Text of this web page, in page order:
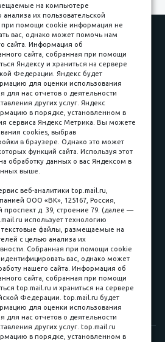
Оплата
Гарантии
Контакты
к оплате
Наличные
6, стр. 16
60-70-30
50-39-09
22-77-68
50-48-50
65-42-10
на компьютере
их пользовательской
при помощи cookie информация не
вас, однако может помочь нам
сайта. Информация об
сайта, собранная при помощи
Яндексу и храниться на сервере
Федерации. Яндекс будет
для оценки использования
для нас отчетов о деятельности
других услуг. Яндекс
в порядке, установленном в
сервиса Яндекс Метрика. Вы можете
cookies, выбрав
в браузере. Однако это может
функций сайта. Используя этот
обработку данных о вас Яндексом в
выше.
веб-аналитики top.mail.ru,
ООО «ВК», 125167, Россия,
проспект д. 39, строение 79. (далее —
использует технологию
файлы, размещаемые на
с целью анализа их
Собранная при помощи cookie
вас, однако может
нашего сайта. Информация об
сайта, собранная при помощи
top.mail.ru и храниться на сервере
Федерации. top.mail.ru будет
для оценки использования
для нас отчетов о деятельности
других услуг. top.mail.ru
в порядке, установленном в